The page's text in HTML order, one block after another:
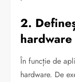
2.
În funcție de
hardware. De